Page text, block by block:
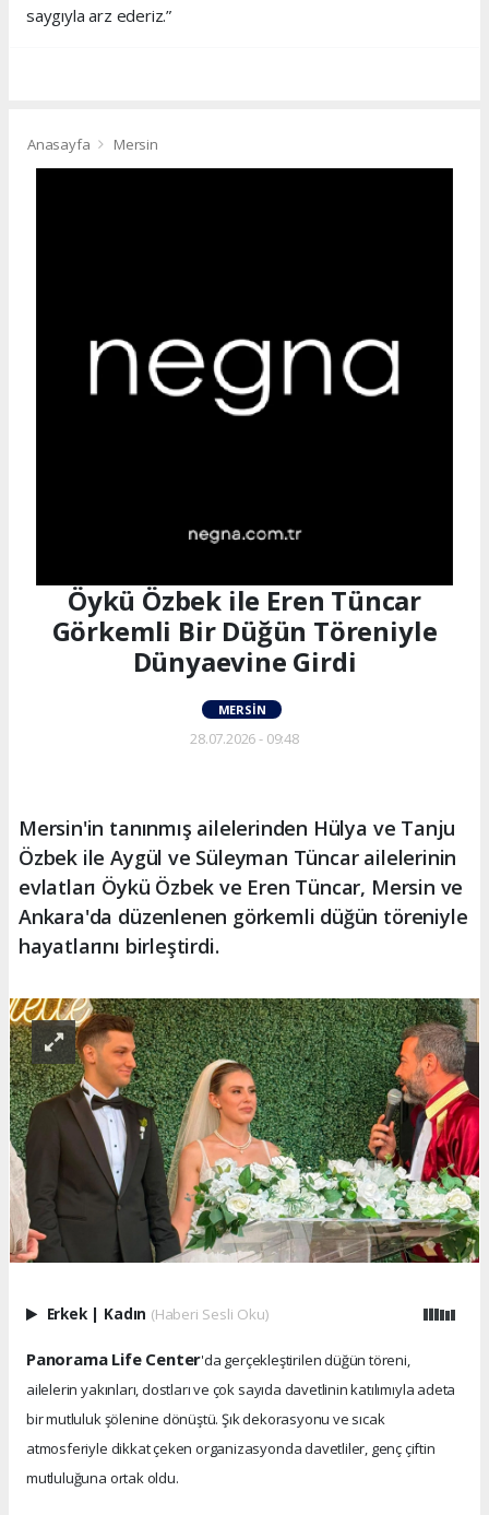
saygıyla arz ederiz.”
Anasayfa Mersin
Öykü Özbek ile Eren Tüncar
Görkemli Bir Düğün Töreniyle
Dünyaevine Girdi
MERSIN
28.07.2026 - 09:48
Mersin'in tanınmış ailelerinden Hülya ve Tanju
Özbek ile Aygül ve Süleyman Tüncar ailelerinin
evlatları Öykü Özbek ve Eren Tüncar, Mersin ve
Ankara'da düzenlenen görkemli düğün töreniyle
hayatlarını birleştirdi.
Erkek | Kadın (Haberi Sesli Oku)
Panorama Life Center'da gerçekleştirilen düğün töreni,
ailelerin yakınları, dostları ve çok sayıda davetlinin katılımıyla adeta
bir mutluluk şölenine dönüştü. Şık dekorasyonu ve sıcak
atmosferiyle dikkat çeken organizasyonda davetliler, genç çiftin
mutluluğuna ortak oldu.